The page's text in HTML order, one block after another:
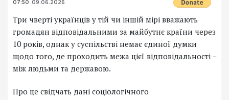
07:50 09.06.2026
Три чверті українців у тій чи іншій мірі вважають
громадян відповідальними за майбутнє країни через
10 років, однак у суспільстві немає єдиної думки
щодо того, де проходить межа цієї відповідальності –
між людьми та державою.
Про це свідчать дані соціологічного